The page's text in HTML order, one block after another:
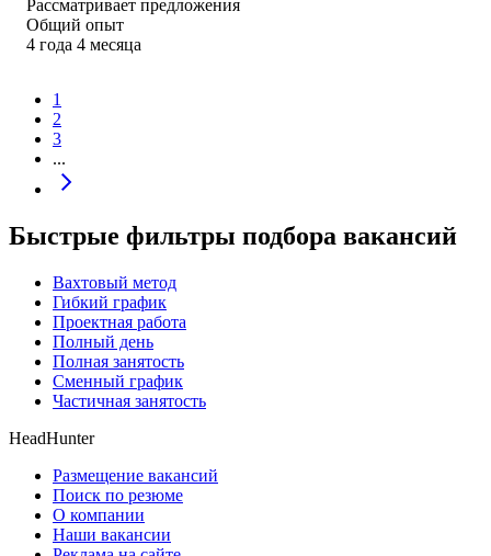
Рассматривает предложения
Общий опыт
4 года 4 месяца
1
2
3
...
Быстрые фильтры подбора вакансий
Вахтовый метод
Гибкий график
Проектная работа
Полный день
Полная занятость
Сменный график
Частичная занятость
HeadHunter
Размещение вакансий
Поиск по резюме
О компании
Наши вакансии